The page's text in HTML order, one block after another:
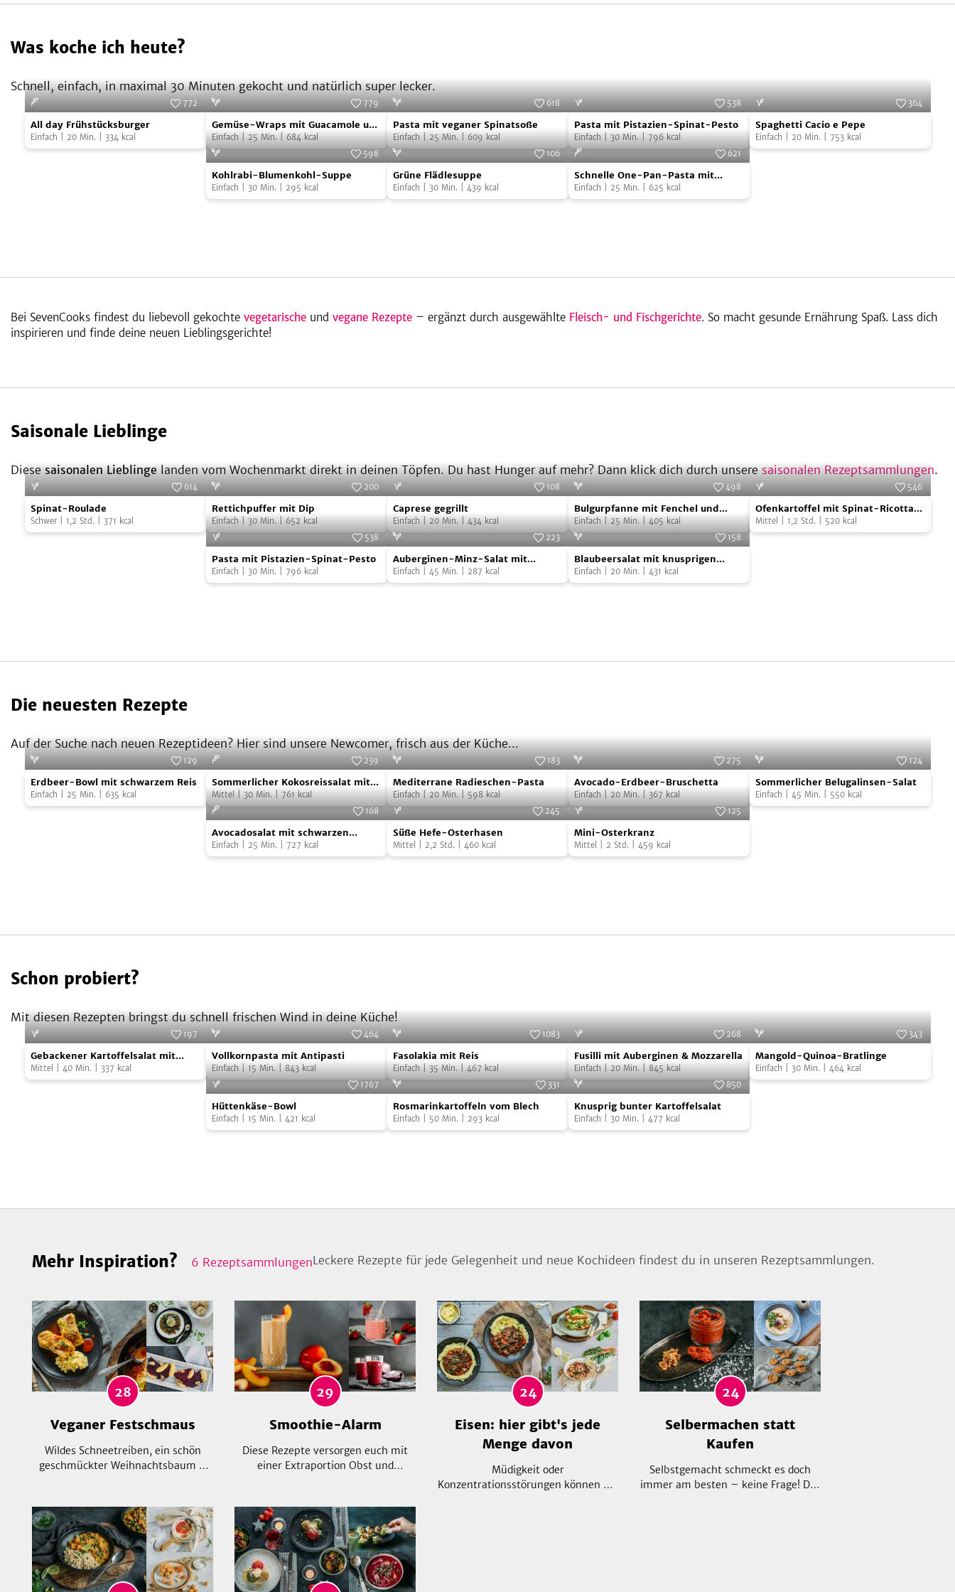
Was koche ich heute?
Schnell, einfach, in maximal 30 Minuten gekocht und natürlich super lecker.
All
day
Frühstücksburger
772
All day Frühstücksburger
Einfach 20 Min. 334kcal
Gemüse-
Wraps
mit
Guacamole
und
SevenCooks
779
Gemüse-Wraps mit Guacamole und
Hummus
Einfach| 25 Min.| 684kcal
Pasta
mit
veganer
Spinatsoße
618
Pasta mit veganer Spinatsoße
Einfach| 25 Min.| 609 kcal
Pasta
mit
Pistazien-
Spinat-
Pesto
Foto:
538
Pasta mit Pistazien-Spinat-Pesto
Einfach| 30 Min.| 796kcal
Spaghetti
Cacio
e
364
Spaghetti Cacio e Pepe
Einfach 20 Min. 753kcal
Kohlrabi-
Blumenkohl-
Suppe
598
Kohlrabi-Blumenkohl-Suppe
Einfach 30 Min. 295 kcal
Grüne
Flädlesuppe
106
Grüne Flädlesuppe
Einfach 30 Min. 439 kcal
Schnelle
One-
Pan-
SevenCooks
621
Schnelle One-Pan-Pasta mit
buntem Gemüse und Hackfleisch
Einfach 25 Min. 625 kcal
Bei SevenCooks findest du liebevoll gekochte vegetarische und vegane Rezepte – ergänzt durch ausgewählte Fleisch- und Fischgerichte. So macht gesunde Ernährung Spaß. Lass dich
inspirieren und finde deine neuen Lieblingsgerichte!
Saisonale Lieblinge
Diesesaisonalen Lieblingelanden vom Wochenmarkt direkt in deinen Töpfen. Du hast Hunger auf mehr? Dann klick dich durch unseresaisonalen Rezeptsammlungen.
Spinat-
Roulade
614
Spinat-Roulade
Schwer| 1,2 Std. 371 kcal
Rettichpuffer
mit
Dip
200
Rettichpuffer mit Dip
Einfach| 30 Min.| 652kcal
Caprese
gegrillt
108
Caprese gegrillt
Einfach| 20 Min.| 434kcal
Bulgurpfanne
mit
Fenchel
und
Granatapfel
Foto: SevenCooks
498
Bulgurpfanne mit Fenchel und
Granatapfel
Einfach| 25 Min.| 405 kcal
Ofenkartoffel
mit
Spinat-
SevenCooks
546
Ofenkartoffel mit Spinat-Ricotta-
Soße
Mittel 1,2 Std. 520kcal
Pasta
mit
Pistazien-
Foto:
538
Pasta mit Pistazien-Spinat-Pesto
Einfach 30 Min. 796kcal
Auberginen-
Minz-
Salat
Foto:SevenCooks
223
Auberginen-Minz-Salat mit
Wassermelonendressing
Einfach 45 Min. 287 kcal
Blaubeersalat
mit
knusprigen
Foto:
158
Blaubeersalat mit knusprigen
Tempehstreifen
Einfach 20 Min. 431 kcal
Die neuesten Rezepte
Auf der Suche nach neuen Rezeptideen? Hier sind unsere Newcomer, frisch aus der Küche...
Erdbeer-
Bowl
mit
SevenCooks
129
Erdbeer-Bowl mit schwarzem Reis
Einfach 25 Min. 635 kcal
Sommerlicher
Kokosreissalat
mit
Hühnchen
Foto:SevenCooks
239
Sommerlicher Kokosreissalat mit
Hühnchen
Mittel 30 Min.| 761 kcal
Mediterrane
Radieschen-
Pasta
183
Mediterrane Radieschen-Pasta
Einfach| 20 Min.| 598kcal
Avocado-
Erdbeer-
Bruschetta
Foto:
275
Avocado-Erdbeer-Bruschetta
Einfach| 20 Min.| 367 kcal
Sommerlicher
Belugalinsen-
Salat
Foto: SevenCooks
124
Sommerlicher Belugalinsen-Salat
Einfach 45 Min. 550kcal
Avocadosalat
mit
schwarzen
168
Avocadosalat mit schwarzen
Johannisbeeren und Lachs
Einfach 25 Min. 727 kcal
Süße
Hefe-
Osterhasen
245
Süße Hefe-Osterhasen
Mittel 2,2 Std. 460kcal
Mini-
Osterkranz
125
Mini-Osterkranz
Mittel 2 Std. 459 kcal
Schon probiert?
Mit diesen Rezepten bringst du schnell frischen Wind in deine Küche!
Gebackener
Kartoffelsalat
mit
Foto: SevenCooks
197
Gebackener Kartoffelsalat mit
Joghurtdressing
Mittel 40 Min. 337 kcal
Vollkornpasta
mit
Antipasti
Foto: SevenCooks
464
Vollkornpasta mit Antipasti
Einfach| 15 Min.| 843kcal
Fasolakia
mit
Reis
1083
Fasolakia mit Reis
Einfach| 35 Min.| 467 kcal
Fusilli
mit
Auberginen
&
Mozzarella
SevenCooks
268
Fusilli mit Auberginen & Mozzarella
Einfach| 20 Min.| 845 kcal
Mangold-
Quinoa-
Bratlinge
Foto:
343
Mangold-Quinoa-Bratlinge
Einfach 30 Min. 464kcal
Hüttenkäse-
Bowl
1767
Hüttenkäse-Bowl
Einfach 15 Min. 421 kcal
Rosmarinkartoffeln
vom
Blech
Foto:SevenCooks
331
Rosmarinkartoffeln vom Blech
Einfach 50 Min. 293kcal
Knusprig
bunter
Kartoffelsalat
Foto: SevenCooks
850
Knusprig bunter Kartoffelsalat
Einfach 30 Min. 477 kcal
Mehr Inspiration? 6 RezeptsammlungenLeckere Rezepte für jede Gelegenheit und neue Kochideen findest du in unseren Rezeptsammlungen.
28
Veganer Festschmaus
Wildes Schneetreiben, ein schön
geschmückter Weihnachtsbaum &
Tür! Da darf es gerne etwas
Besonderes sein. Hier findest du
zahlreiche vegane Rezepte für dein
Weihnachtsessen. Stell dir dein
perfektes veganes Weihnachtsmenü
zusammen!
29
Smoothie-Alarm
Diese Rezepte versorgen euch mit
einer Extraportion Obst und
Fruchtbomben – in den Mixer darf
was schmeckt! Für mehr Inspiration
einfach einen Blick in unsere
Sammlung werfen!
24
Eisen: hier gibt's jede
Menge davon
Müdigkeit oder
Konzentrationsstörungen können ein
24
Selbermachen statt
Kaufen
Selbstgemacht schmeckt es doch
immer am besten – keine Frage! Das